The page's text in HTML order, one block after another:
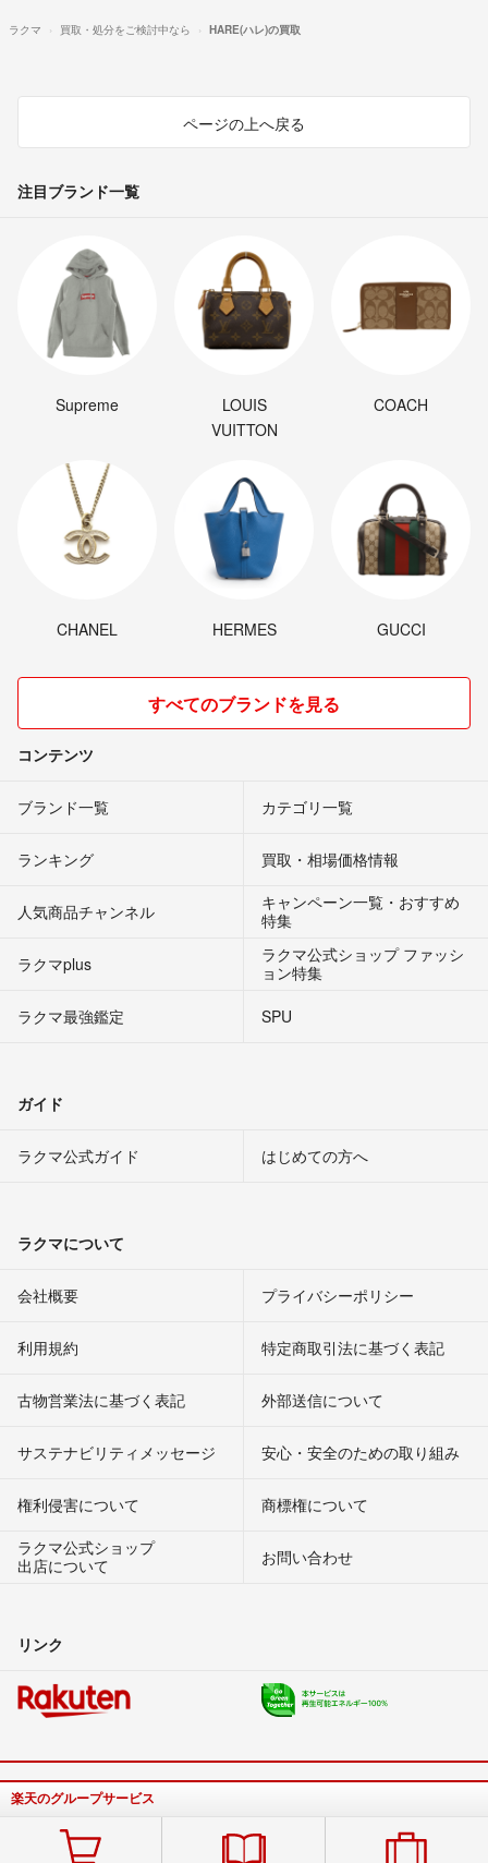
ラクマ 買取・処分をご検討中なら HARE(ハレ)の買取
ページの上へ戻る
注目ブランド一覧
Supreme
LOUIS
VUITTON
COACH
CHANEL HERMES GUCCI
すべてのブランドを見る
コンテンツ
ブランド一覧 カテゴリ一覧
ランキング 買取・相場価格情報
人気商品チャンネル
キャンペーン一覧・おすすめ
特集
ラクマplus
ラクマ公式ショップ ファッシ
ョン特集
ラクマ最強鑑定
SPU
ガイド
ラクマ公式ガイド はじめての方へ
ラクマについて
会社概要 プライバシーポリシー
利用規約 特定商取引法に基づく表記
古物営業法に基づく表記 外部送信について
サステナビリティメッセージ 安心・安全のための取り組み
権利侵害について
商標権について
ラクマ公式ショップ
出店について
お問い合わせ
リンク
楽天のグループサービス